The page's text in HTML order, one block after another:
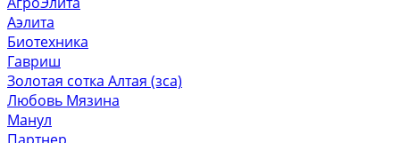
Аэлита
Биотехника
Гавриш
Золотая сотка Алтая (зса)
Любовь Мязина
Манул